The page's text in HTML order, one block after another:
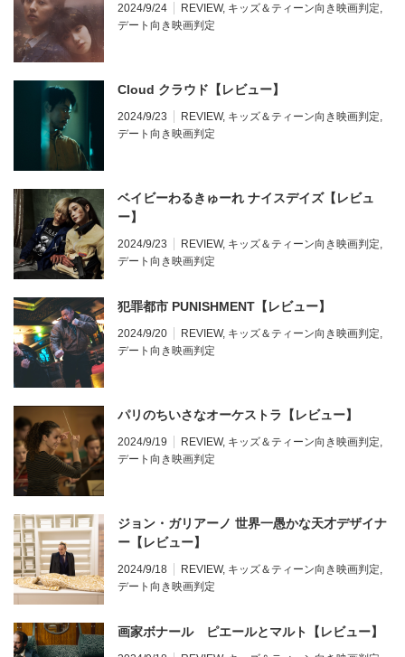
2024/9/24 REVIEW, キッズ＆ティーン向き映画判定
デート向き映画判定
Cloud クラウド【レビュー】
2024/9/23 REVIEW, キッズ＆ティーン向き映画判定
デート向き映画判定
ベイビーわるきゅーれ ナイスデイズ【レビュ
ー】
2024/9/23 REVIEW, キッズ＆ティーン向き映画判定
デート向き映画判定
犯罪都市 PUNISHMENT【レビュー】
2024/9/20 REVIEW, キッズ＆ティーン向き映画判定
デート向き映画判定
パリのちいさなオーケストラ【レビュー】
2024/9/19 REVIEW, キッズ＆ティーン向き映画判定
デート向き映画判定
ジョン・ガリアーノ 世界一愚かな天才デザイナ
ー【レビュー】
2024/9/18 REVIEW, キッズ＆ティーン向き映画判定
デート向き映画判定
画家ボナール ピエールとマルト【レビュー】